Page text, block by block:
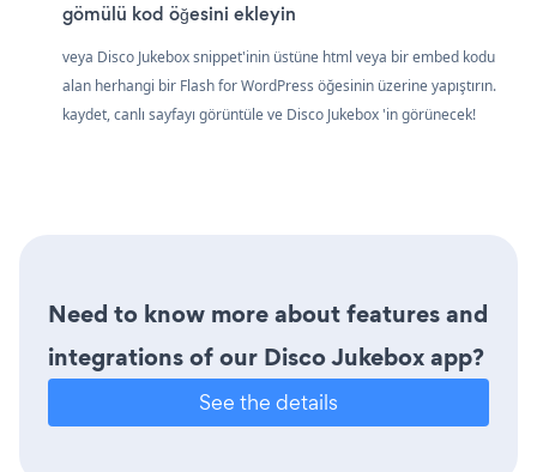
gömülü kod öğesini ekleyin
veya Disco Jukebox snippet'inin üstüne html veya bir embed kodu
alan herhangi bir Flash for WordPress öğesinin üzerine yapıştırın.
kaydet, canlı sayfayı görüntüle ve Disco Jukebox 'in görünecek!
Need to know more about features and
integrations of our Disco Jukebox app?
See the details